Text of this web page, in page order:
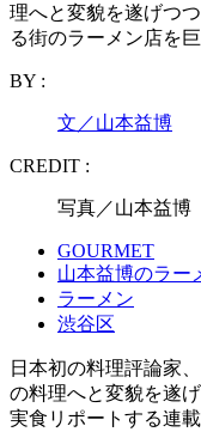
理へと変貌を遂げつ
る街のラーメン店を
BY :
文／山本益博
CREDIT :
写真／山本益博
GOURMET
山本益博のラー
ラーメン
渋谷区
日本初の料理評論家
の料理へと変貌を遂
実食リポートする連載